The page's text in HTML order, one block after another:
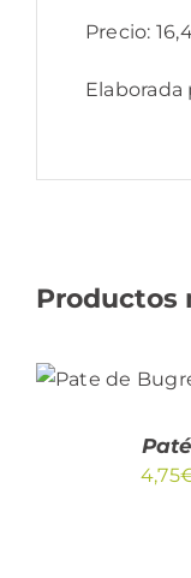
Precio:
Elaborada
Productos
CARRITO
4,75